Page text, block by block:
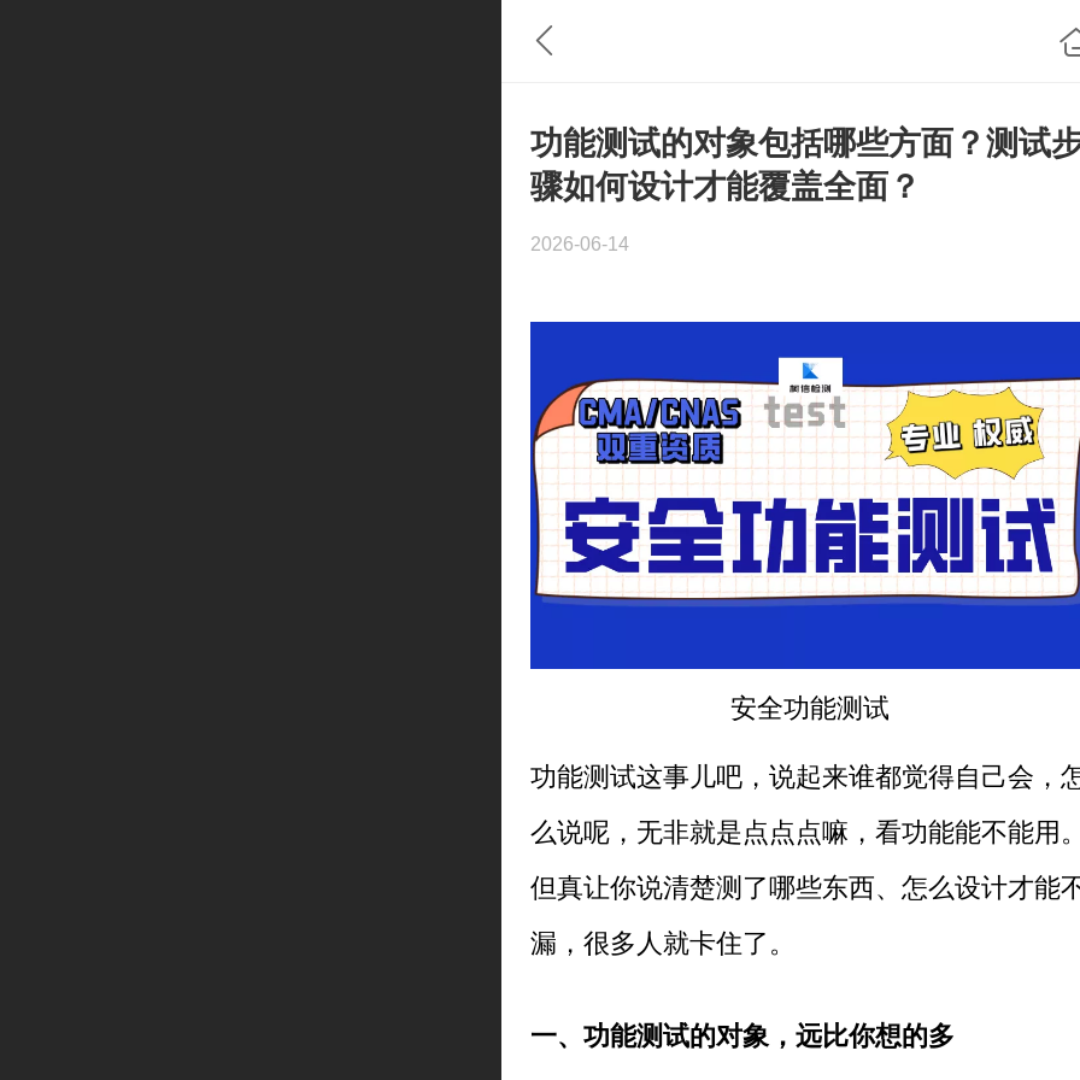
功能测试的对象包括哪些方面？测试
骤如何设计才能覆盖全面？
2026-06-14
安全功能测试
功能测试这事儿吧，说起来谁都觉得自己会，
么说呢，无非就是点点点嘛，看功能能不能用
但真让你说清楚测了哪些东西、怎么设计才能
漏，很多人就卡住了。
一、功能测试的对象，远比你想的多